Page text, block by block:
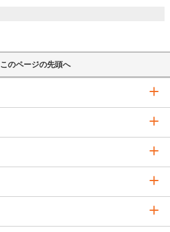
このページの先頭へ